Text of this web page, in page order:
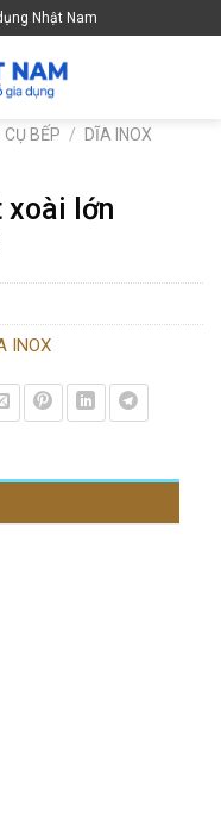
Nhật Nam
CỤ BẾP / DĨA INOX
xoài lớn
INOX